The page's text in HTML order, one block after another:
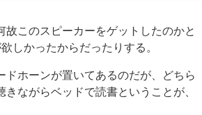
このスピーカーをゲットしたのかと
しかったからだったりする。
ホーンが置いてあるのだが、どちら
ながらベッドで読書ということが、